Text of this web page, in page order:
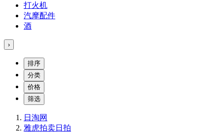
打火机
汽摩配件
酒
›
排序
分类
价格
筛选
日淘网
雅虎拍卖日拍